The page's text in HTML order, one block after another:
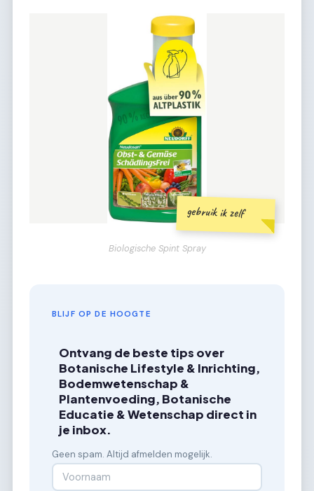
gebruik ik zelf
Biologische Spint Spray
BLIJF OP DE HOOGTE
Ontvang de beste tips over
Botanische Lifestyle & Inrichting,
Bodemwetenschap &
Plantenvoeding, Botanische
Educatie & Wetenschap direct in
je inbox.
Geen spam. Altijd afmelden mogelijk.